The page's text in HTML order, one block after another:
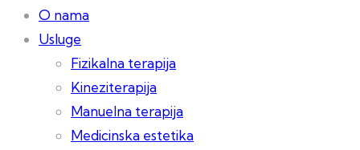
O nama
Usluge
Fizikalna terapija
Kineziterapija
Manuelna terapija
Medicinska estetika